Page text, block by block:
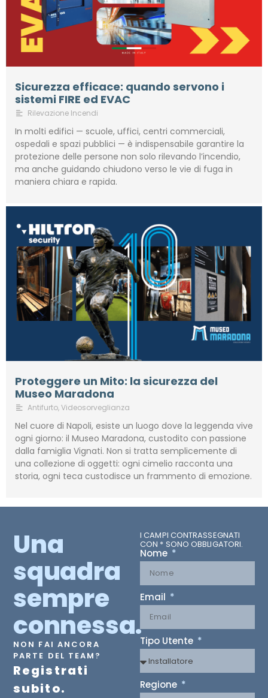
Sicurezza efficace: quando servono i
sistemi FIRE ed EVAC
Rilevazione Incendi
In molti edifici — scuole, uffici, centri commerciali,
ospedali e spazi pubblici — è indispensabile garantire la
protezione delle persone non solo rilevando l’incendio,
ma anche guidando chiudono verso le vie di fuga in
maniera chiara e rapida.
Proteggere un Mito: la sicurezza del
Museo Maradona
Antifurto,Videosorveglianza
Nel cuore di Napoli, esiste un luogo dove la leggenda vive
ogni giorno: il Museo Maradona, custodito con passione
dalla famiglia Vignati. Non si tratta semplicemente di
una collezione di oggetti: ogni cimelio racconta una
storia, ogni teca custodisce un frammento di emozione.
Una
squadra
sempre
connessa.
NON FAI ANCORA
PARTE DEL TEAM?
Registrati
subito.
I CAMPI CONTRASSEGNATI
CON * SONO OBBLIGATORI.
Nome
Email
Tipo Utente
Regione